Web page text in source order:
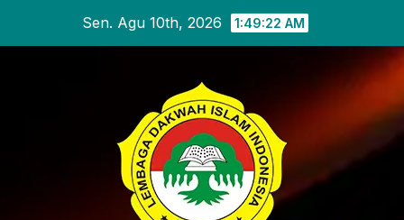
Sen. Agu 10th, 2026 1:49:23 AM